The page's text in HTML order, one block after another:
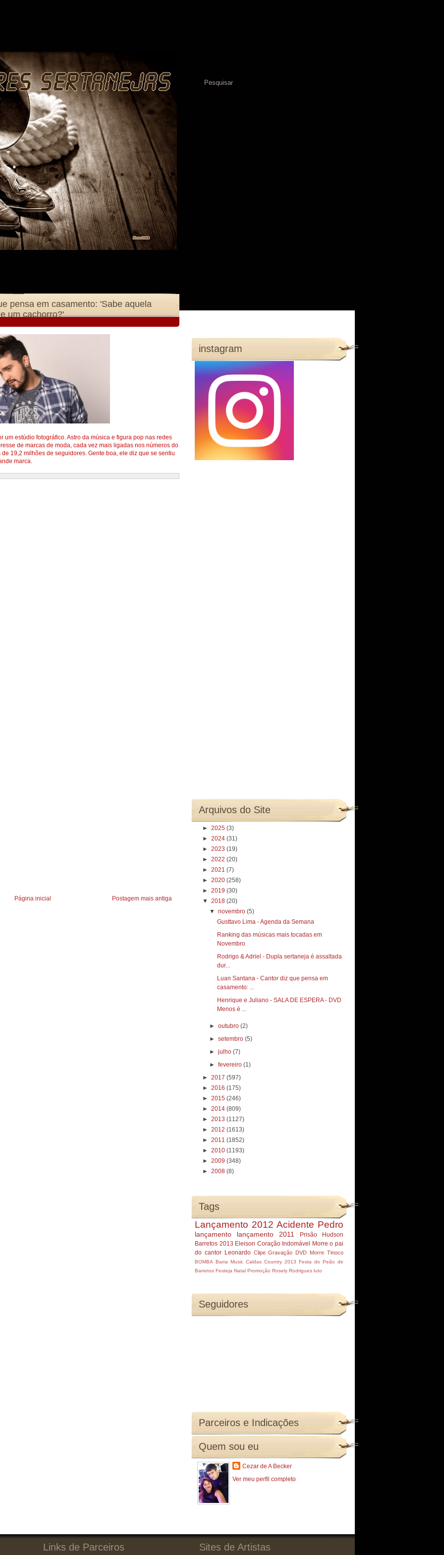
pensa em casamento: 'Sabe aquela
um cachorro?'
um estúdio fotográfico. Astro da música e figura pop nas redes
de marcas de moda, cada vez mais ligadas nos números do
19,2 milhões de seguidores. Gente boa, ele diz que se sentiu
marca.
Postagem mais antiga
Página inicial
instagram
Arquivos do Site
► 2025 (3)
► 2024 (31)
► 2023 (19)
► 2022 (20)
► 2021 (7)
► 2020 (258)
► 2019 (30)
▼ 2018 (20)
▼novembro(5)
Gusttavo Lima - Agenda da Semana
Ranking das músicas mais tocadas em
Novembro
Rodrigo & Adriel - Dupla sertaneja é assaltada
dur...
Luan Santana - Cantor diz que pensa em
casamento: ...
Henrique e Juliano - SALA DE ESPERA - DVD
Menos é ...
►outubro(2)
►setembro(5)
►julho(7)
►fevereiro(1)
► 2017 (597)
► 2016 (175)
► 2015 (246)
► 2014 (809)
► 2013 (1127)
► 2012 (1613)
► 2011 (1852)
► 2010 (1193)
► 2009 (348)
► 2008 (8)
Tags
Lançamento 2012 Acidente Pedro
lançamento lançamento 2011
Prisão Hudson
Barretos 2013 Eleison Coração Indomável Morre o pai
do cantor Leonardo Clipe Gravação DVD Morre Tinoco
BOMBA Barra Music Caldas Country 2013 Festa do Peão de
Barretos Festeja Natal Promoção Rosely Rodrigues luto
Seguidores
Parceiros e Indicações
Quem sou eu
Cezar de A Becker
Ver meu perfil completo
Links de Parceiros Sites de Artistas